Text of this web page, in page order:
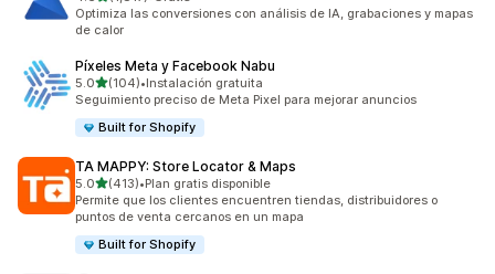
1817 reseñas en total
Optimiza las conversiones con análisis de IA, grabaciones y mapas
de calor
Píxeles Meta y Facebook Nabu
5.0de 5 estrellas
(104)
104 reseñas en total
•Instalación gratuita
Seguimiento preciso de Meta Pixel para mejorar anuncios
Built for Shopify
TA MAPPY: Store Locator & Maps
5.0de 5 estrellas
(413)
413 reseñas en total
•Plan gratis disponible
Permite que los clientes encuentren tiendas, distribuidores o
puntos de venta cercanos en un mapa
Built for Shopify